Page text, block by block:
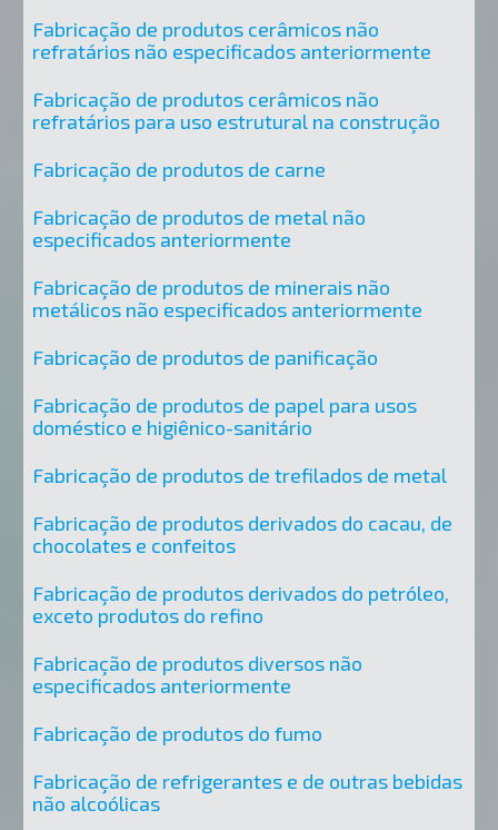
Fabricação de produtos cerâmicos não
refratários não especificados anteriormente
Fabricação de produtos cerâmicos não
refratários para uso estrutural na construção
Fabricação de produtos de carne
Fabricação de produtos de metal não
especificados anteriormente
Fabricação de produtos de minerais não
metálicos não especificados anteriormente
Fabricação de produtos de panificação
Fabricação de produtos de papel para usos
doméstico e higiênico-sanitário
Fabricação de produtos de trefilados de metal
Fabricação de produtos derivados do cacau, de
chocolates e confeitos
Fabricação de produtos derivados do petróleo,
exceto produtos do refino
Fabricação de produtos diversos não
especificados anteriormente
Fabricação de produtos do fumo
Fabricação de refrigerantes e de outras bebidas
não alcoólicas